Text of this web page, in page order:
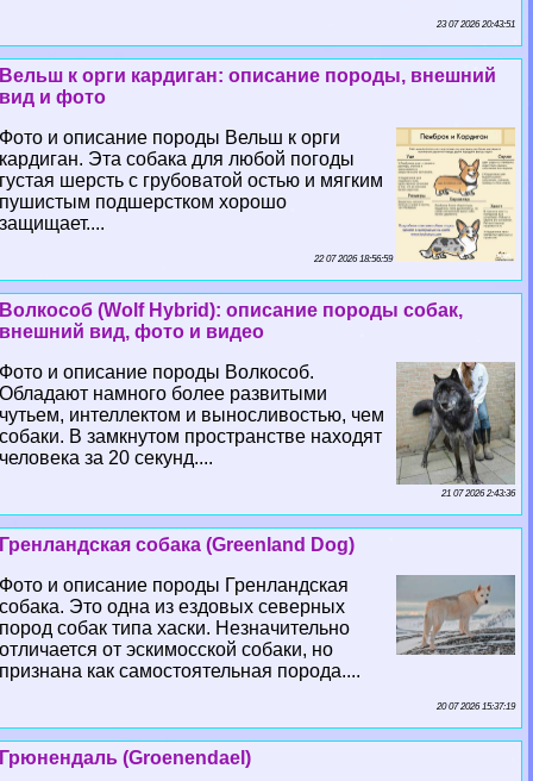
23 07 2026 20:43:51
Вельш к opги кардиган: описание породы, внешний
вид и фото
Фото и описание породы Вельш к opги
кардиган. Эта собака для любой погоды
густая шерсть с грубоватой остью и мягким
пушистым подшерстком хорошо
защищает....
22 07 2026 18:56:59
Волкособ (Wolf Hybrid): описание породы собак,
внешний вид, фото и видео
Фото и описание породы Волкособ.
Обладают намного более развитыми
чутьем, интеллектом и выносливостью, чем
собаки. В замкнутом прострaнcтве находят
человека за 20 секунд....
21 07 2026 2:43:36
Гренландская собака (Greenland Dog)
Фото и описание породы Гренландская
собака. Это одна из ездовых северных
пород собак типа хаски. Незначительно
отличается от эскимосской собаки, но
признана как самостоятельная порода....
20 07 2026 15:37:19
Грюнендаль (Groenendael)